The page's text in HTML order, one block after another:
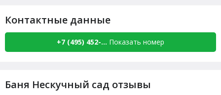
Контактные данные
+7 (495) 452-... Показать номер
Баня Нескучный сад отзывы